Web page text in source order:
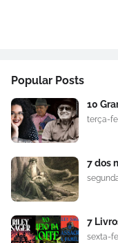
Popular Posts
10
terça-
7 dos
7
sexta-